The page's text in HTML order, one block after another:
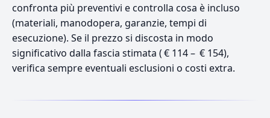
confronta più preventivi e controlla cosa è incluso
(materiali, manodopera, garanzie, tempi di
esecuzione). Se il prezzo si discosta in modo
significativo dalla fascia stimata ( € 114 – € 154),
verifica sempre eventuali esclusioni o costi extra.